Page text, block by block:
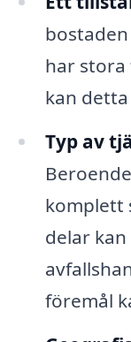
har stora
kan
Typ av
komplett
delar
föremål